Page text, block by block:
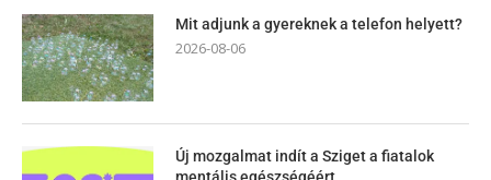
Mit adjunk a gyereknek a telefon helyett?
2026-08-06
Új mozgalmat indít a Sziget a fiatalok
mentális egészségéért